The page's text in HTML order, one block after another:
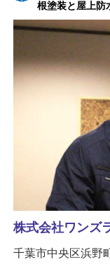
根塗装と屋上防
株式会社ワンズ
千葉市中央区浜野